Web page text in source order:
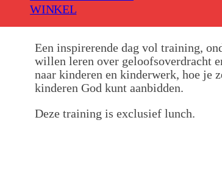
WINKEL
Een inspirerende dag vol training,
willen leren over geloofsoverdracht
naar kinderen en kinderwerk, hoe je
kinderen God kunt aanbidden.
Deze training is exclusief lunch.